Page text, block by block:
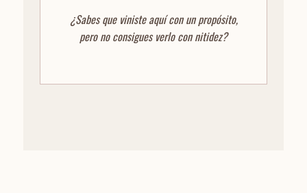
¿Sabes que viniste aquí con un propósito,
pero no consigues verlo con nitidez?